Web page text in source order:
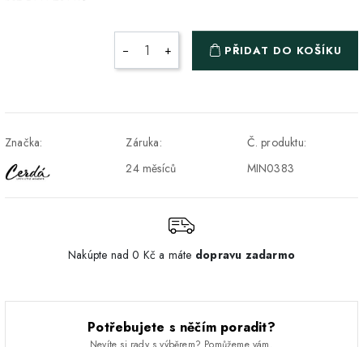
DPD - Odberné miesto
1-2 pracovné dni ZDARMA
− + PŘIDAT DO KOŠÍKU
Značka:
Záruka:
24 měsíců
Č. produktu:
MIN0383
Nakúpte nad 0 Kč a máte dopravu zadarmo
Potřebujete s něčím poradit?